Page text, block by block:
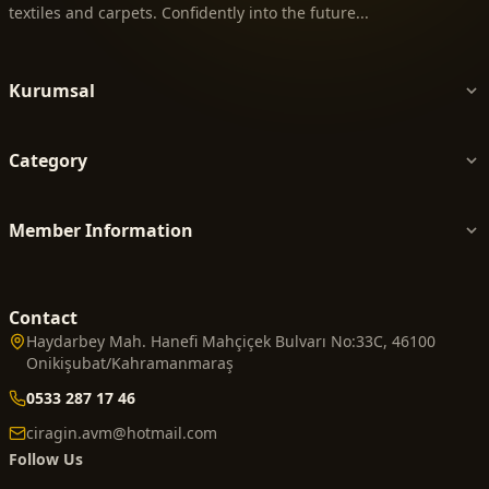
textiles and carpets. Confidently into the future...
Kurumsal
Category
Member Information
Contact
Haydarbey Mah. Hanefi Mahçiçek Bulvarı No:33C, 46100
Onikişubat/Kahramanmaraş
0533 287 17 46
ciragin.avm@hotmail.com
Follow Us